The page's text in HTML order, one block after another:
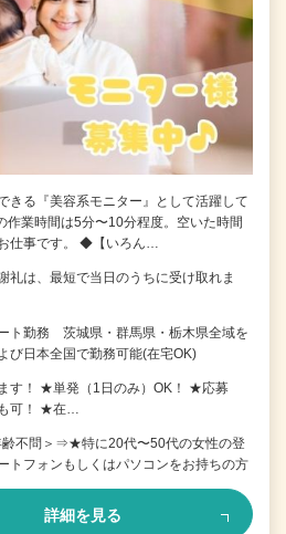
きる『美容系モニター』として活躍して
作業時間は5分〜10分程度。空いた時間
仕事です。 ◆【いろん…
は、最短で当日のうちに受け取れま
ト勤務 茨城県・群馬県・栃木県全域を
び日本全国で勤務可能(在宅OK)
す！ ★単発（1日のみ）OK！ ★応募
可！ ★在…
齢不問＞⇒★特に20代〜50代の女性の登
フォンもしくはパソコンをお持ちの方
詳細を見る